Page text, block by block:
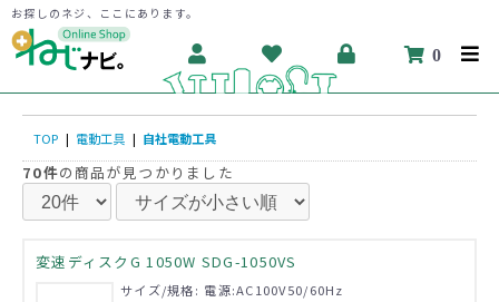
お探しのネジ、ここにあります。
0
TOP | 電動工具 | 自社電動工具
70件の商品が見つかりました
変速ディスクG 1050W SDG-1050VS
サイズ/規格: 電源:AC100V50/60Hz